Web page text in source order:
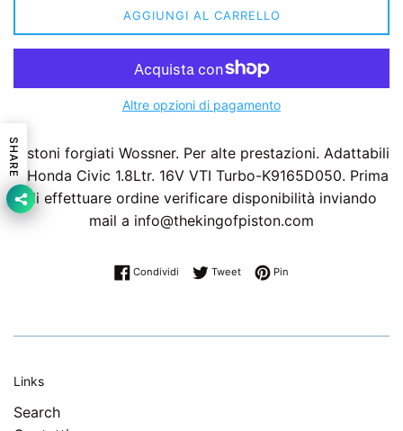
AGGIUNGI AL CARRELLO
Altre opzioni di pagamento
Pistoni forgiati Wossner. Per alte prestazioni. Adattabili
a Honda Civic 1.8Ltr. 16V VTI Turbo-K9165D050. Prima
di effettuare ordine verificare disponibilità inviando
mail a info@thekingofpiston.com
Condividi Condividi su Facebook
TweetTwitta su Twitter
Pin
Links
Search
SHARE